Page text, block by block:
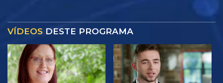
VÍDEOS DESTE PROGRAMA